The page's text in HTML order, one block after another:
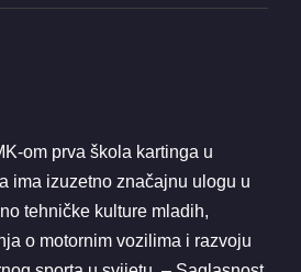
om prva škola kartinga u
ima izuzetno značajnu ulogu u
tehničke kulture mladih,
o motornim vozilima i razvoju